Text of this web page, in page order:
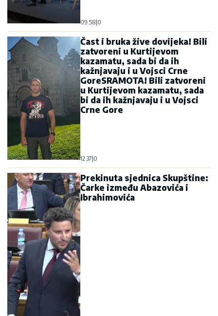
09:58 0
Čast i bruka žive dovijeka! Bili
zatvoreni u Kurtijevom
kazamatu, sada bi da ih
kažnjavaju i u Vojsci Crne
GoreSRAMOTA! Bili zatvoreni
u Kurtijevom kazamatu, sada
bi da ih kažnjavaju i u Vojsci
Crne Gore
12:37 0
Prekinuta sjednica Skupštine:
Čarke između Abazovića i
Ibrahimovića